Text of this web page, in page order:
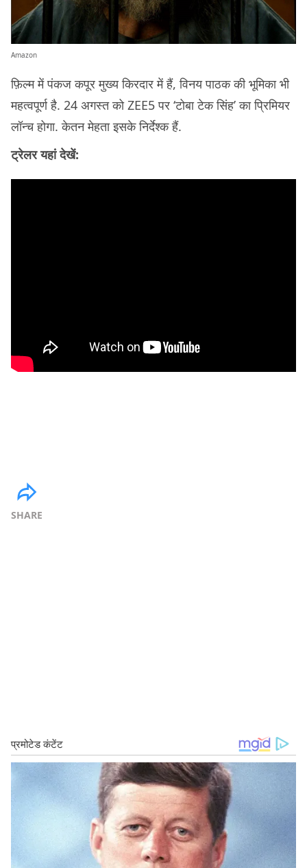
Amazon
फ़िल्म में पंकज कपूर मुख्य किरदार में हैं, विनय पाठक की भूमिका भी
महत्वपूर्ण है. 24 अगस्त को ZEE5 पर ‘टोबा टेक सिंह’ का प्रिमियर
लॉन्च होगा. केतन मेहता इसके निर्देश्क हैं.
ट्रेलर यहां देखें:
SHARE